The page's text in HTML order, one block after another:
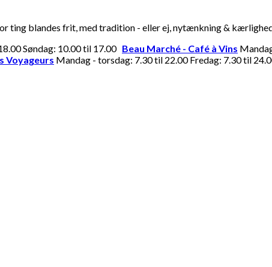
ting blandes frit, med tradition - eller ej, nytænkning &
Søndag: 10.00 til 17.00 Beau Marché - Café à Vins
Voyageurs Mandag - torsdag: 7.30 til 22.00 Fredag: 7.30 til